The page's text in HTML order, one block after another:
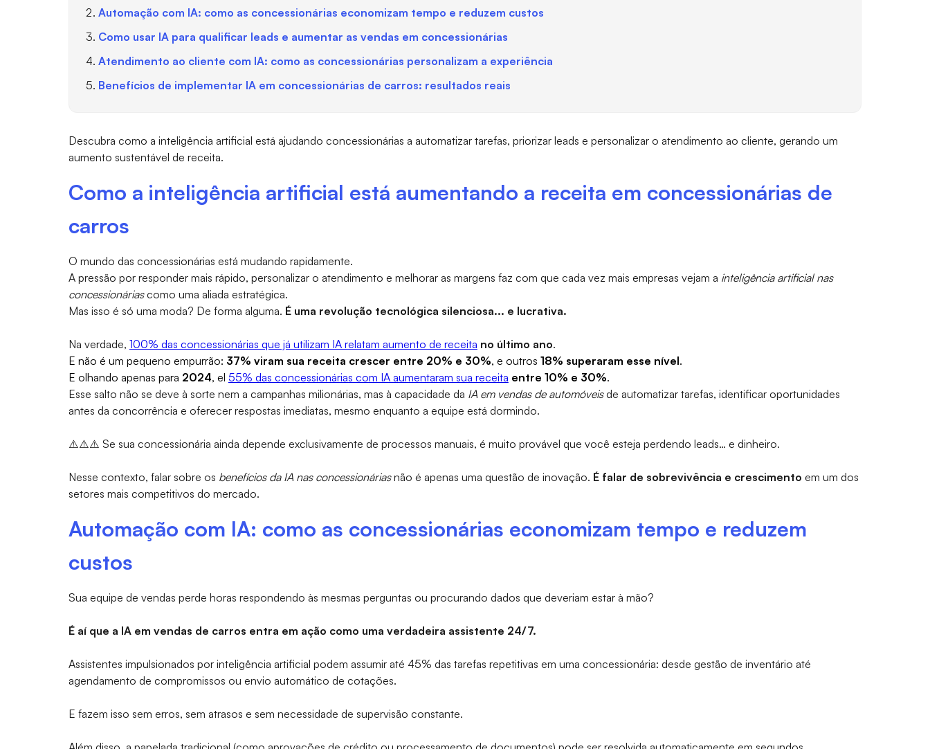
Automação com IA: como as concessionárias economizam tempo e reduzem custos
Como usar IA para qualificar leads e aumentar as vendas em concessionárias
Atendimento ao cliente com IA: como as concessionárias personalizam a experiência
Benefícios de implementar IA em concessionárias de carros: resultados reais
Descubra como a inteligência artificial está ajudando concessionárias a automatizar tarefas, priorizar leads e personalizar o atendimento ao cliente, gerando um
aumento sustentável de receita.
Como a inteligência artificial está aumentando a receita em concessionárias de
carros
O mundo das concessionárias está mudando rapidamente.
A pressão por responder mais rápido, personalizar o atendimento e melhorar as margens faz com que cada vez mais empresas vejam a inteligência artificial nas
concessionáriascomo uma aliada estratégica.
Mas isso é só uma moda? De forma alguma. É uma revolução tecnológica silenciosa... e lucrativa.
Na verdade, 100% das concessionárias que já utilizam IA relatam aumento de receita no último ano.
E não é um pequeno empurrão: 37% viram sua receita crescer entre 20% e 30%, e outros 18% superaram esse nível.
E olhando apenas para 2024, el 55% das concessionárias com IA aumentaram sua receita entre 10% e 30%.
Esse salto não se deve à sorte nem a campanhas milionárias, mas à capacidade da IA em vendas de automóveis de automatizar tarefas, identificar oportunidades
antes da concorrência e oferecer respostas imediatas, mesmo enquanto a equipe está dormindo.
⚠️⚠️⚠️ Se sua concessionária ainda depende exclusivamente de processos manuais, é muito provável que você esteja perdendo leads… e dinheiro.
Nesse contexto, falar sobre os benefícios da IA nas concessionáriasnão é apenas uma questão de inovação. É falar de sobrevivência e crescimento em um dos
setores mais competitivos do mercado.
Automação com IA: como as concessionárias economizam tempo e reduzem
custos
Sua equipe de vendas perde horas respondendo às mesmas perguntas ou procurando dados que deveriam estar à mão?
É aí que a IA em vendas de carros entra em ação como uma verdadeira assistente 24/7.
Assistentes impulsionados por inteligência artificial podem assumir até 45% das tarefas repetitivas em uma concessionária: desde gestão de inventário até
agendamento de compromissos ou envio automático de cotações.
E fazem isso sem erros, sem atrasos e sem necessidade de supervisão constante.